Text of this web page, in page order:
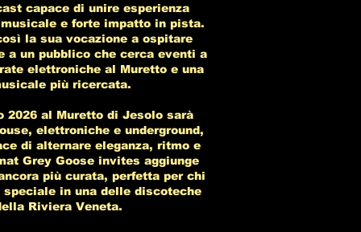
capace di unire esperienza
e forte impatto in pista.
la sua vocazione a ospitare
a un pubblico che cerca eventi a
elettroniche al Muretto e una
più ricercata.
2026 al Muretto di Jesolo sarà
elettroniche e underground,
di alternare eleganza, ritmo e
Grey Goose invites aggiunge
più curata, perfetta per chi
in una delle discoteche
Riviera Veneta.